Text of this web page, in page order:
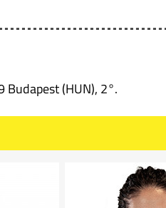
Budapest (HUN), 2°.